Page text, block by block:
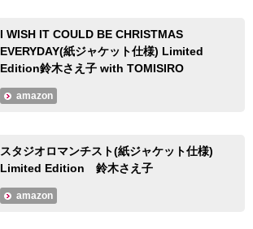
I WISH IT COULD BE CHRISTMAS
EVERYDAY(紙ジャケット仕様) Limited
Edition鈴木さえ子 with TOMISIRO
amazon
スタジオロマンチスト(紙ジャケット仕様)
Limited Edition 鈴木さえ子
amazon